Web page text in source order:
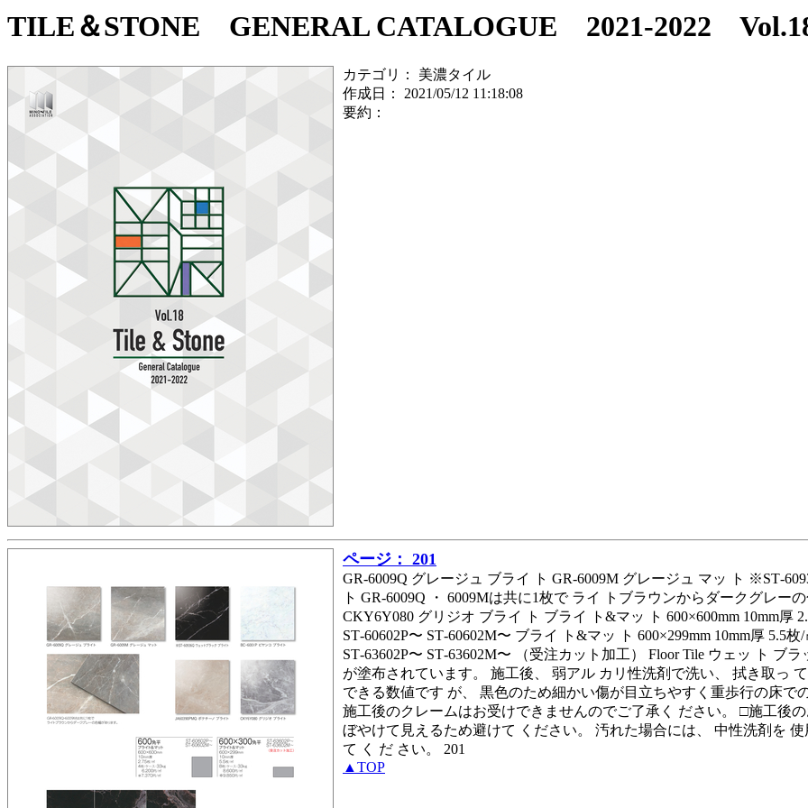
TILE＆STONE GENERAL CATALOGUE 2021-2022
カテゴリ：
美濃タイル
作成日：
2021/05/12 11:18:08
要約：
ページ： 201
GR‑6009Q グレージュ ブライ ト GR‑6009M グレージュ マッ ト
ト GR‑6009Q ・ 6009Mは共に1枚で ライ トブラウンからダークグレー
CKY6Y080 グリジオ ブライ ト ブライ ト&マッ ト 600×600mm 10mm
ST‑60602P〜 ST‑60602M〜 ブライ ト&マッ ト 600×299mm 10mm厚
ST‑63602P〜 ST‑63602M〜 （受注カット加工） Floor Tile ウェッ ト
が塗布されています。 施工後、 弱アル カリ性洗剤で洗い、 拭き取っ
できる数値です が、 黒色のため細かい傷が目立ちやすく重歩行の床
施工後のクレームはお受けできませんのでご了承く ださい。 □施工後
ぼやけて見えるため避けて ください。 汚れた場合には、 中性洗剤を
て く だ さい。 201
▲TOP